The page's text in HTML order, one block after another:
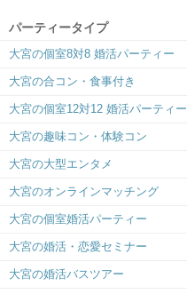
パーティータイプ
大宮の個室8対8 婚活パーティー
大宮の合コン・食事付き
大宮の個室12対12 婚活パーティー
大宮の趣味コン・体験コン
大宮の大型エンタメ
大宮のオンラインマッチング
大宮の個室婚活パーティー
大宮の婚活・恋愛セミナー
大宮の婚活バスツアー